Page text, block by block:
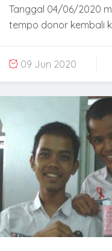
Tanggal 04/06/2020
tempo donor kembali
09 Jun 2020